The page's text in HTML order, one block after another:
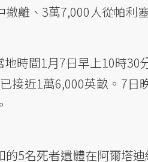
離、3萬7,000人從帕利
時間1月7日早上10時30
接近1萬6,000英畝。7日
5名死者遺體在阿爾塔